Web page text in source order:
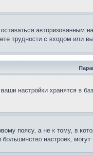
авторизованным
трудности с входом или
настройки хранятся в
поясу, а не к тому, в
настроек,